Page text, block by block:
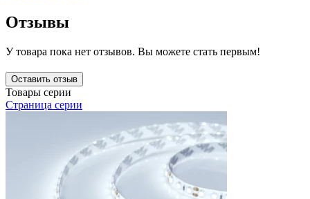
Отзывы
У товара пока нет отзывов. Вы можете стать первым!
Оставить отзыв
Товары серии
Страница серии